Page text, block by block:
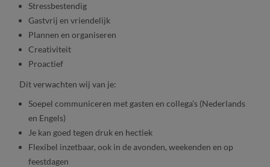
Stressbestendig
Gastvrij en vriendelijk
Plannen en organiseren
Creativiteit
Proactief
Dit verwachten wij van je:
Soepel communiceren met gasten en collega’s (Nederlands
en Engels)
Je kan goed tegen druk en hectiek
Flexibel inzetbaar, ook in de avonden, weekenden en op
feestdagen